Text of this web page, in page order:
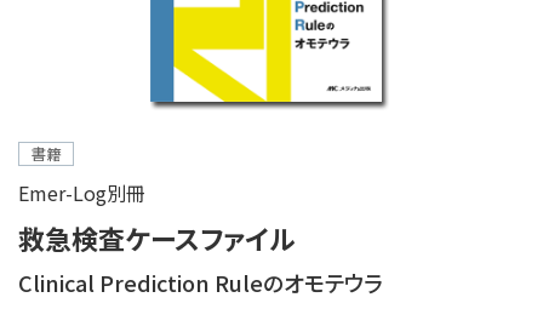
書籍
Emer-Log別冊
救急検査ケースファイル
Clinical Prediction Ruleのオモテウラ